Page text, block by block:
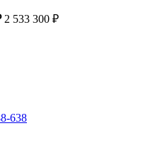
2 533 300 ₽
638